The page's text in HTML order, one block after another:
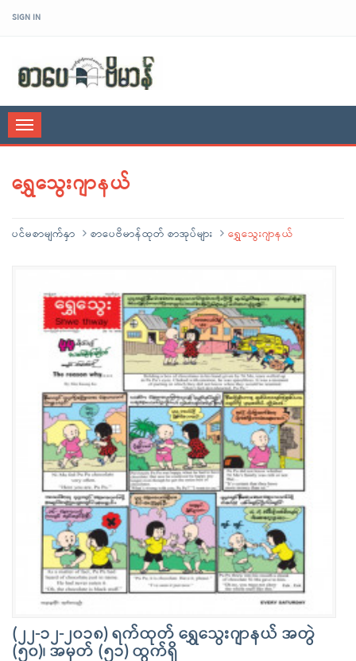
SIGN IN
Toggle
navigation
ရွှေသွေးဂျာနယ်
ပင်မစာမျက်နှာ စာပေဗိမာန်ထုတ် စာအုပ်များ ရွှေသွေးဂျာနယ်
(၂၂-၁၂-၂၀၁၈) ရက်ထုတ် ရွှေသွေးဂျာနယ် အတွဲ
(၅၀)၊ အမှတ် (၅၁) ထွက်ရှိ